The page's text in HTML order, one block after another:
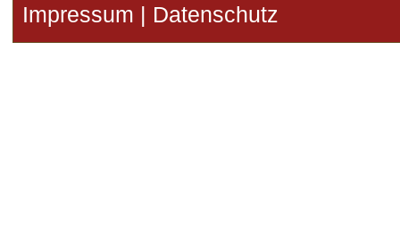
Impressum
Datenschutz